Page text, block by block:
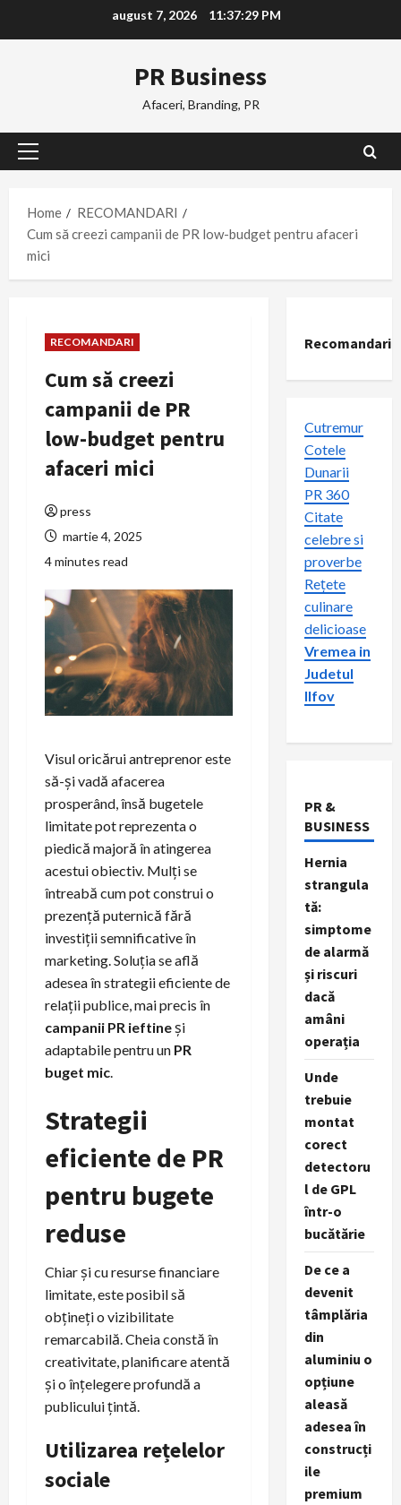
august 7, 2026 11:37:30 PM
PR Business
Afaceri, Branding, PR
Primary
Home
RECOMANDARI
Cum să creezi campanii de PR low-budget pentru afaceri
mici
RECOMANDARI
Cum să creezi
campanii de PR
low-budget pentru
afaceri mici
press
martie 4, 2025
4 minutes read
Visul oricărui antreprenor este
să-și vadă afacerea
prosperând, însă bugetele
limitate pot reprezenta o
piedică majoră în atingerea
acestui obiectiv. Mulți se
întreabă cum pot construi o
prezență puternică fără
investiții semnificative în
marketing. Soluția se află
adesea în strategii eficiente de
relații publice, mai precis în
campanii PR ieftineși
adaptabile pentru un PR
buget mic.
Strategii
eficiente de PR
pentru bugete
reduse
Chiar și cu resurse financiare
limitate, este posibil să
obțineți o vizibilitate
remarcabilă. Cheia constă în
creativitate, planificare atentă
și o înțelegere profundă a
publicului țintă.
Utilizarea rețelelor
sociale
Recomandari
Cutremur
Cotele
Dunarii
PR 360
Citate
celebre si
proverbe
Rețete
culinare
delicioase
Vremea in
Judetul
Ilfov
PR &
BUSINESS
Hernia
strangula
tă:
simptome
de alarmă
și riscuri
dacă
amâni
operația
Unde
trebuie
montat
corect
detectoru
l de GPL
într-o
bucătărie
De ce a
devenit
tâmplăria
din
aluminiu o
opțiune
aleasă
adesea în
construcți
ile
premium